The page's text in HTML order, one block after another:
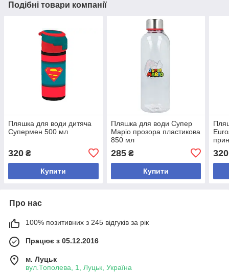
Подібні товари компанії
Пляшка для води дитяча
Супермен 500 мл
320 ₴
Купити
Пляшка для води Супер
Маріо прозора пластикова
850 мл
285₴
Купити
320
Про нас
100% позитивних з 245 відгуків за рік
Працює з 05.12.2016
м. Луцьк
вул.Тополева, 1, Луцьк, Україна